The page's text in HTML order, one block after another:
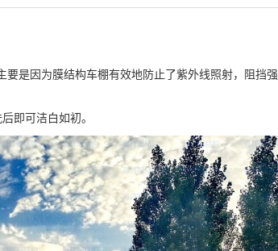
是因为膜结构车棚有效地防止了紫外线照射，阻挡强
即可洁白如初。